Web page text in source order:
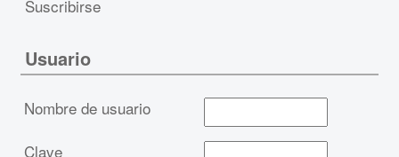
Suscribirse
Usuario
Nombre de usuario
Clave